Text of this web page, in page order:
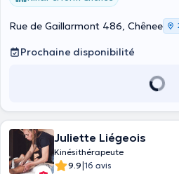
Rue de Gaillarmont 486, Chênee
Prochaine disponibilité
Juliette Liégeois
Kinésithérapeute
9.9|16 avis